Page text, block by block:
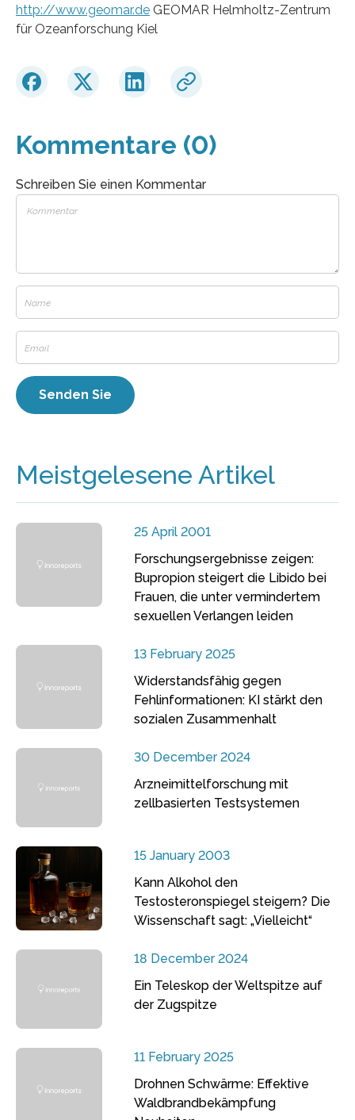
http://www.geomar.de GEOMAR Helmholtz-Zentrum
für Ozeanforschung Kiel
Kommentare (0)
Schreiben Sie einen Kommentar
Meistgelesene Artikel
25 April 2001
Forschungsergebnisse zeigen:
Bupropion steigert die Libido bei
Frauen, die unter vermindertem
sexuellen Verlangen leiden
13 February 2025
Widerstandsfähig gegen
Fehlinformationen: KI stärkt den
sozialen Zusammenhalt
30 December 2024
Arzneimittelforschung mit
zellbasierten Testsystemen
15 January 2003
Kann Alkohol den
Testosteronspiegel steigern? Die
Wissenschaft sagt: „Vielleicht“
18 December 2024
Ein Teleskop der Weltspitze auf
der Zugspitze
11 February 2025
Drohnen Schwärme: Effektive
Waldbrandbekämpfung